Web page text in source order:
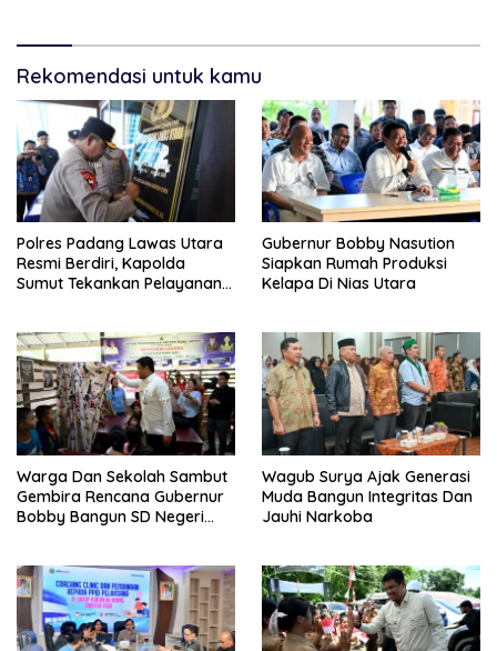
Rekomendasi untuk kamu
Polres Padang Lawas Utara
Resmi Berdiri, Kapolda
Sumut Tekankan Pelayanan
Gubernur Bobby Nasution
Siapkan Rumah Produksi
Kelapa Di Nias Utara
Warga Dan Sekolah Sambut
Gembira Rencana Gubernur
Bobby Bangun SD Negeri
Wagub Surya Ajak Generasi
Muda Bangun Integritas Dan
Jauhi Narkoba